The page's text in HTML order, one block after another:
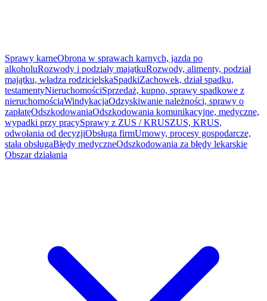
Sprawy karneObrona w sprawach karnych, jazda po
alkoholuRozwody i podziały majątkuRozwody, alimenty, podział
majątku, władza rodzicielskaSpadkiZachowek, dział spadku,
testamentyNieruchomościSprzedaż, kupno, sprawy spadkowe z
nieruchomościąWindykacjaOdzyskiwanie należności, sprawy o
zapłatęOdszkodowaniaOdszkodowania komunikacyjne, medyczne,
wypadki przy pracySprawy z ZUS / KRUSZUS, KRUS,
odwołania od decyzjiObsługa firmUmowy, procesy gospodarcze,
stała obsługaBłędy medyczneOdszkodowania za błędy lekarskie
Obszar działania